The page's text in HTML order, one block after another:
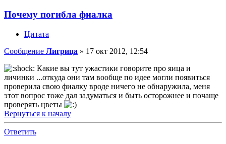
Почему погибла фиалка
Цитата
Сообщение Лигрица » 17 окт 2012, 12:54
Какие вы тут ужастики говорите про яица и
личинки ...откуда они там вообще по идее могли появиться
проверила свою фиалку вроде ничего не обнаружила, меня
этот вопрос тоже дал задуматься и быть осторожнее и почаще
проверять цветы
Вернуться к началу
Ответить